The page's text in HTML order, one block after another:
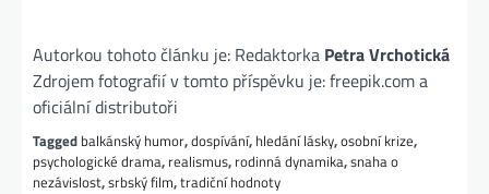
Autorkou tohoto článku je: Redaktorka Petra Vrchotická
Zdrojem fotografií v tomto příspěvku je: freepik.com a
oficiální distributoři
Tagged balkánský humor,dospívání, hledání lásky,osobní krize,
psychologické drama, realismus, rodinná dynamika,snaha o
nezávislost,srbský film,tradiční hodnoty